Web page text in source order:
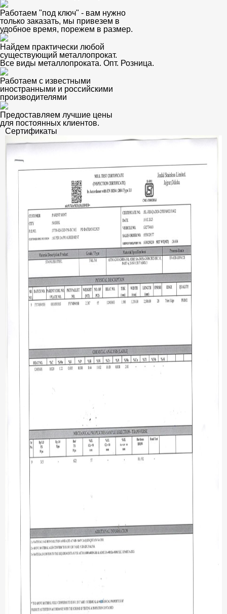
Работаем "под ключ" - вам нужно
только заказать, мы привезем в
удобное время, порежем в размер.
Найдем практически любой
существующий металлопрокат.
Все виды металлопроката. Опт. Розница.
Работаем с известными
иностранными и российскими
производителями
Предоставляем лучшие цены
для постоянных клиентов.
Сертификаты